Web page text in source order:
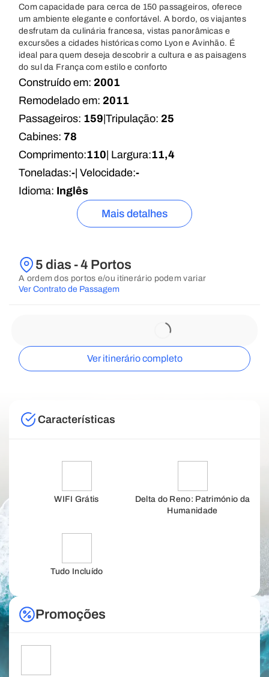
Com capacidade para cerca de 150 passageiros, oferece
um ambiente elegante e confortável. A bordo, os viajantes
desfrutam da culinária francesa, vistas panorâmicas e
excursões a cidades históricas como Lyon e Avinhão. É
ideal para quem deseja descobrir a cultura e as paisagens
do sul da França com estilo e conforto
Construído em: 2001
Remodelado em: 2011
Passageiros: 159 Tripulação: 25
Cabines: 78
Comprimento:110 | Largura:11,4
Toneladas:- | Velocidade:-
Idioma: Inglês
Mais detalhes
5 dias - 4 Portos
A ordem dos portos e/ou itinerário podem variar
Ver Contrato de Passagem
Ver itinerário completo
Características
WIFI Grátis
Delta do Reno: Património da
Humanidade
Tudo Incluído
Promoções